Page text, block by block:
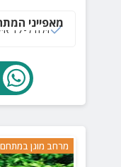
מאפייני
וילה ל-17 איש
מרחב מוגן במתחם